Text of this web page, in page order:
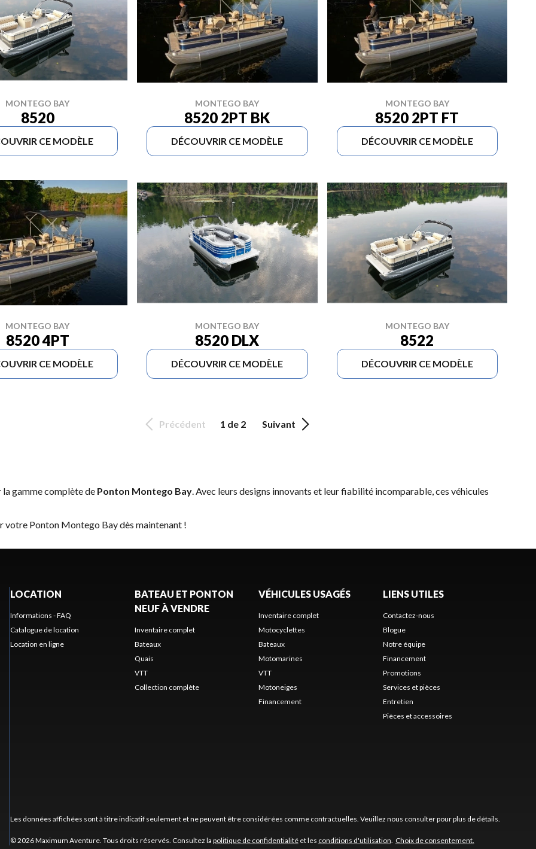
MONTEGO BAY
8520
CE MODÈLE
MONTEGO BAY
8520 2PT BK
DÉCOUVRIR CE MODÈLE
MONTEGO BAY
8520 2PT FT
DÉCOUVRIR CE MODÈLE
MONTEGO BAY
8520 4PT
CE MODÈLE
MONTEGO BAY
8520 DLX
DÉCOUVRIR CE MODÈLE
MONTEGO BAY
8522
DÉCOUVRIR CE MODÈLE
Précédent 1 de 2 Suivant
la gamme complète de Ponton Montego Bay. Avec leurs designs innovants et leur fiabilité incomparable, ces véhicules
votre Ponton Montego Bay dès maintenant !
LOCATION
Informations - FAQ
Catalogue de location
Location en ligne
BATEAU ET PONTON
NEUF À VENDRE
Inventaire complet
Bateaux
Quais
VTT
Collection complète
VÉHICULES USAGÉS
Inventaire complet
Motocyclettes
Bateaux
Motomarines
VTT
Motoneiges
Financement
LIENS UTILES
Contactez-nous
Blogue
Notre équipe
Financement
Promotions
Services et pièces
Entretien
Pièces et accessoires
Les données affichées sont à titre indicatif seulement et ne peuvent être considérées comme contractuelles. Veuillez nous consulter pour plus de détails.
© 2026 Maximum Aventure. Tous droits réservés. Consultez la politique de confidentialitéet les conditions d'utilisation. Choix de consentement.